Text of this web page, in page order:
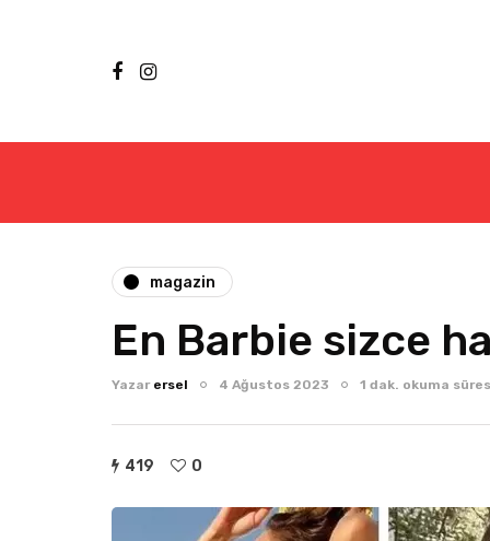
magazin
En Barbie sizce
Yazar ersel 4 Ağustos 2023 1 dak. okuma
419 0